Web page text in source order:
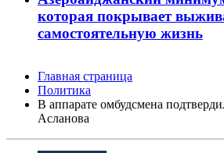
которая покрывает
самостоятельную жизнь
Главная страница
Политика
В аппарате омбудсмена
Асланова